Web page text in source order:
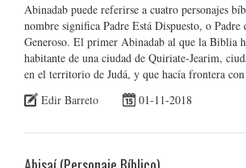
Abinadab puede referirse a cuatro personajes
nombre significa Padre Está Dispuesto, o Padre
Generoso. El primer Abinadab al que la Biblia
habitante de una ciudad de Quiriate-Jearim,
en el territorio de Judá, y que hacía frontera
Edir Barreto
01-11-2018